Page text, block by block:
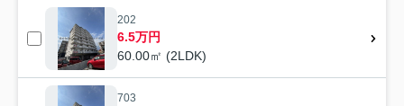
202
6.5万円
60.00㎡ (2LDK)
703